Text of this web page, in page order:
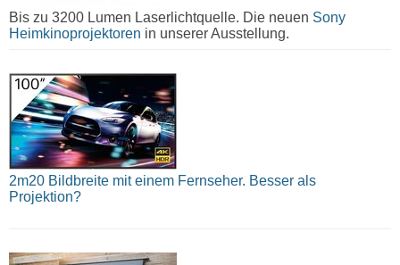
Bis zu 3200 Lumen Laserlichtquelle. Die neuen Sony
Heimkinoprojektoren in unserer Ausstellung.
2m20 Bildbreite mit einem Fernseher. Besser als
Projektion?